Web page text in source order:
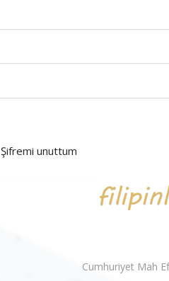
Şifremi unuttum
Cumhuriyet Mah